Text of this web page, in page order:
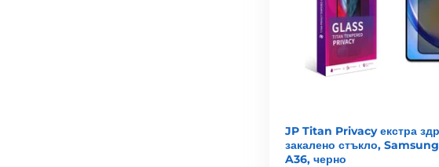
JP Titan Privacy екстра
закалено стъкло,
A36, черно